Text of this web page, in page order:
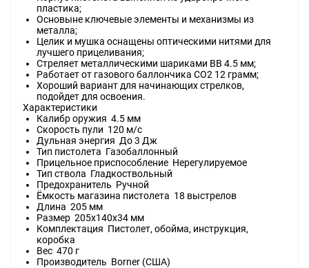
пластика;
Основыне ключевые элементы и механизмы из
металла;
Целик и мушка оснащены оптическими нитями для
лучшего прицеливания;
Стреляет металлическими шариками BB 4.5 мм;
Работает от газового баллончика CO2 12 грамм;
Хороший вариант для начинающих стрелков,
подойдет для освоения.
Характеристики
Калибр оружия 4.5 мм
Скорость пули 120 м/с
Дульная энергия До 3 Дж
Тип пистолета Газобаллонный
Прицельное приспособление Нерегулируемое
Тип ствола Гладкоствольный
Предохранитель Ручной
Ёмкость магазина пистолета 18 выстрелов
Длина 205 мм
Размер 205х140х34 мм
Комплектация Пистолет, обойма, инструкция,
коробка
Вес 470 г
Производитель Borner (США)